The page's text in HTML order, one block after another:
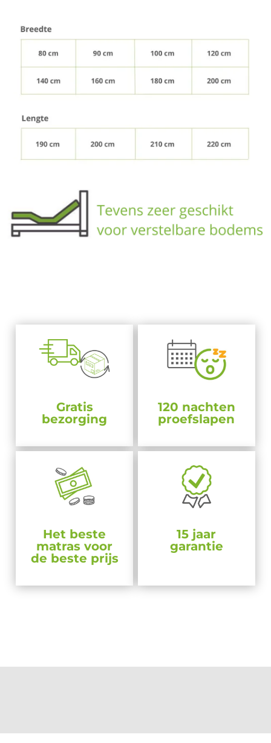
Gratis
bezorging
120 nachten
proefslapen
Het beste
matras voor
de beste prijs
15 jaar
garantie